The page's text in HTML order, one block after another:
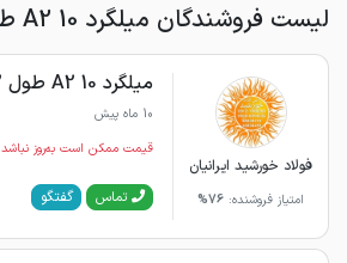
لیست فروشندگان میلگرد 10 A2 طول 12 درپاد تبریز
فولاد خورشید ایرانیان
امتیاز فروشنده: 76%
میلگرد 10 A2 طول 12 درپاد تبریز
10 ماه پیش
قیمت ممکن است به‌روز نباشد
تماس گفتگو